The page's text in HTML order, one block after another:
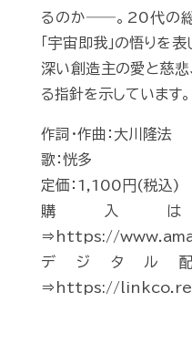
るのか――。20代の
「宇宙即我」の悟りを表
深い創造主の愛と慈悲
る指針を示しています。
作詞・作曲：大川隆法
歌：恍多
定価：1,100円(税込)
購入
⇒https://
デジタル
⇒https://